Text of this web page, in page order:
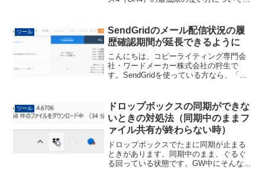
め、「設定はとりあえずしてみたけれ
ど、どう...
ツール
SendGridのメール配信状況の履
歴確認期間が延長できるように
こんにちは、コピーライティング専門会
社・ワードメーカー株式会社の狩生で
す。SendGridを使っている方なら、「送
た場合に、 どれくらいの人に到着してい
るか？ ど...
ツール
ドロップボックスの同期ができな
いときの対処法（同期中のままフ
ァイル共有が終わらない時）
ドロップボックスでたまに同期が止まる
ときがあります。同期中のまま、ぐるぐ
る回っている状態です。GW中にそんなこ